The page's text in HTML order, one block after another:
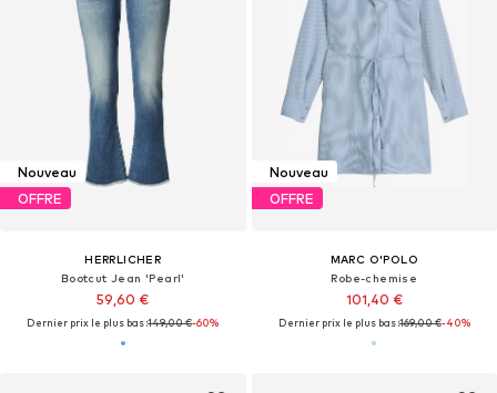
Nouveau
OFFRE
HERRLICHER
Bootcut Jean 'Pearl'
59,60 €
Dernier prix le plus bas :149,00 €-60%
Nouveau
OFFRE
MARC O'POLO
Robe-chemise
101,40 €
Dernier prix le plus bas :169,00 €-40%